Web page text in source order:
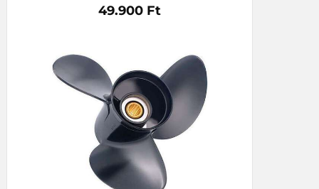
49.900 Ft